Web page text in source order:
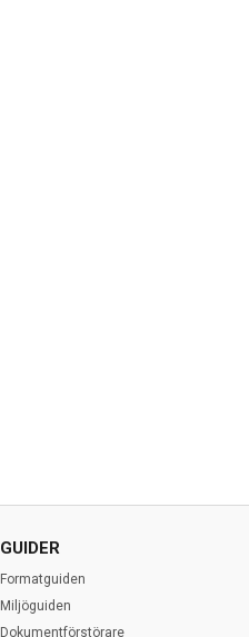
GUIDER
Formatguiden
Miljöguiden
Dokumentförstörare